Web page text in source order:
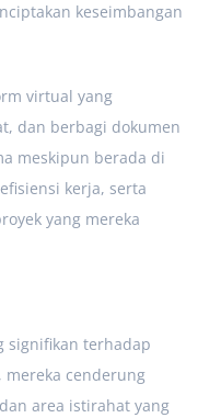
keseimbangan
virtual yang
dan berbagi dokumen
meskipun berada di
kerja, serta
yang mereka
signifikan terhadap
mereka cenderung
area istirahat yang